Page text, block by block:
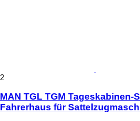
2
MAN TGL TGM Tageskabinen-
Fahrerhaus für